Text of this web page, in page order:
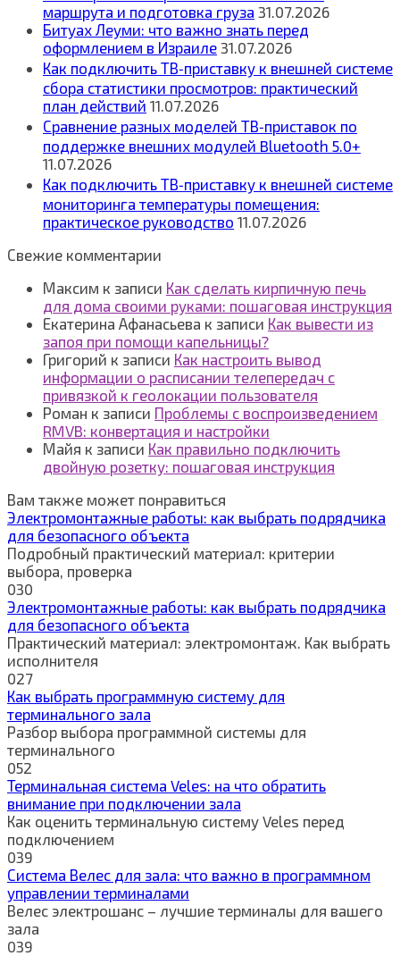
маршрута и подготовка груза 31.07.2026
Битуах Леуми: что важно знать перед
оформлением в Израиле 31.07.2026
Как подключить ТВ‑приставку к внешней системе
сбора статистики просмотров: практический
план действий 11.07.2026
Сравнение разных моделей ТВ‑приставок по
поддержке внешних модулей Bluetooth 5.0+
11.07.2026
Как подключить ТВ‑приставку к внешней системе
мониторинга температуры помещения:
практическое руководство 11.07.2026
Свежие комментарии
Максим к записи Как сделать кирпичную печь
для дома своими руками: пошаговая инструкция
Екатерина Афанасьева к записи Как вывести из
запоя при помощи капельницы?
Григорий к записи Как настроить вывод
информации о расписании телепередач с
привязкой к геолокации пользователя
Роман к записи Проблемы с воспроизведением
RMVB: конвертация и настройки
Майя к записи Как правильно подключить
двойную розетку: пошаговая инструкция
Вам также может понравиться
Электромонтажные работы: как выбрать подрядчика
для безопасного объекта
Подробный практический материал: критерии
выбора, проверка
030
Электромонтажные работы: как выбрать подрядчика
для безопасного объекта
Практический материал: электромонтаж. Как выбрать
исполнителя
027
Как выбрать программную систему для
терминального зала
Разбор выбора программной системы для
терминального
052
Терминальная система Veles: на что обратить
внимание при подключении зала
Как оценить терминальную систему Veles перед
подключением
039
Система Велес для зала: что важно в программном
управлении терминалами
Велес электрошанс – лучшие терминалы для вашего
зала
039